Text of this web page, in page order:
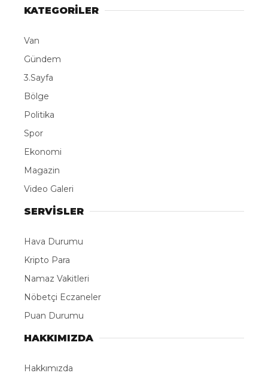
KATEGORİLER
Van
Gündem
3.Sayfa
Bölge
Politika
Spor
Ekonomi
Magazin
Video Galeri
SERVİSLER
Hava Durumu
Kripto Para
Namaz Vakitleri
Nöbetçi Eczaneler
Puan Durumu
HAKKIMIZDA
Hakkımızda